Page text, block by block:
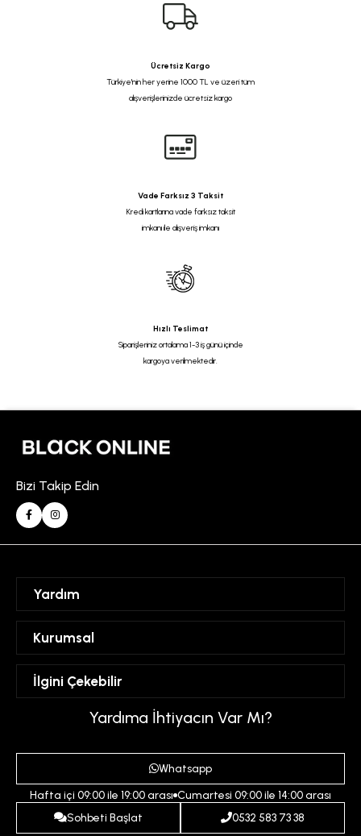
Ücretsiz Kargo
Türkiye'nin her yerine 1000 TL ve üzeri tüm
alışverişlerinizde ücretsiz kargo
Vade Farksız 3 Taksit
Kredi kartlarına vade farksız taksit
imkanı ile alışveriş imkanı
Hızlı Teslimat
Siparişleriniz ortalama 1-3 iş günü içinde
kargoya verilmektedir.
Bizi Takip Edin
Yardım
Hesabım
Favorilerim
Kurumsal
Mesafeli Satış Sözleşmesi
Üyelik Sözleşmesi
Gizlilik ve Güvenlik Politikası
Ödeme ve Teslimat Koşulları
İptal ve İade Koşulları
İlgini Çekebilir
İndirim
Yardıma İhtiyacın Var Mı?
Whatsapp
Hafta içi 09:00 ile 19:00 arası Cumartesi 09:00 ile 14:00 arası
Sohbeti Başlat
0532 583 73 38